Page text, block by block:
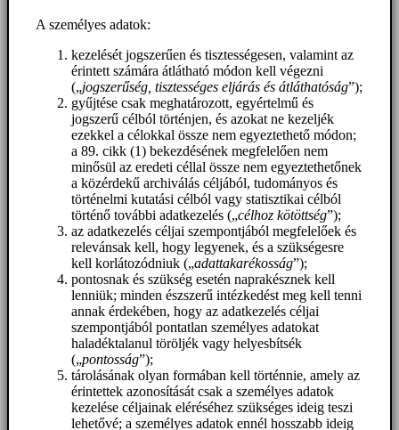
A személyes adatok:
kezelését jogszerűen és tisztességesen, valamint az
érintett számára átlátható módon kell végezni
(„jogszerűség, tisztességes eljárás és átláthatóság”);
gyűjtése csak meghatározott, egyértelmű és
jogszerű célból történjen, és azokat ne kezeljék
ezekkel a célokkal össze nem egyeztethető módon;
a 89. cikk (1) bekezdésének megfelelően nem
minősül az eredeti céllal össze nem egyeztethetőnek
a közérdekű archiválás céljából, tudományos és
történelmi kutatási célból vagy statisztikai célból
történő további adatkezelés („célhoz kötöttség”);
az adatkezelés céljai szempontjából megfelelőek és
relevánsak kell, hogy legyenek, és a szükségesre
kell korlátozódniuk („adattakarékosság”);
pontosnak és szükség esetén naprakésznek kell
lenniük; minden észszerű intézkedést meg kell tenni
annak érdekében, hogy az adatkezelés céljai
szempontjából pontatlan személyes adatokat
haladéktalanul töröljék vagy helyesbítsék
(„pontosság”);
tárolásának olyan formában kell történnie, amely az
érintettek azonosítását csak a személyes adatok
kezelése céljainak eléréséhez szükséges ideig teszi
lehetővé; a személyes adatok ennél hosszabb ideig